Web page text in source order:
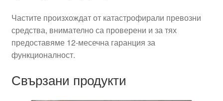
Частите произхождат от катастрофирали превозни
средства, внимателно са проверени и за тях
предоставяме 12-месечна гаранция за
функционалност.
Свързани продукти